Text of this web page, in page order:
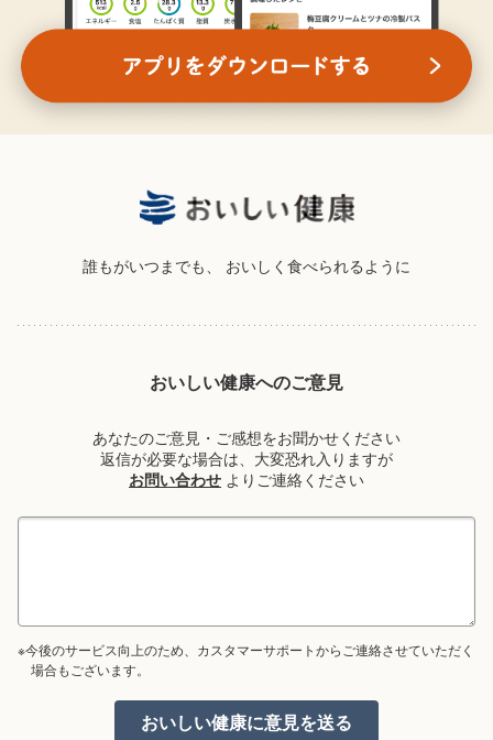
誰もがいつまでも、 おいしく食べられるように
おいしい健康へのご意見
あなたのご意見・ご感想をお聞かせください
返信が必要な場合は、大変恐れ入りますが
お問い合わせ よりご連絡ください
※今後のサービス向上のため、カスタマーサポートからご連絡させていただく
場合もございます。